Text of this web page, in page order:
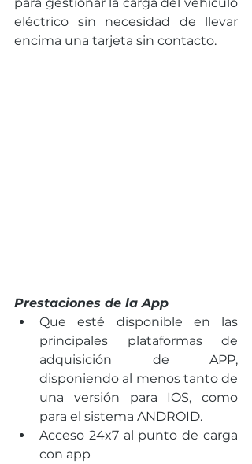
eléctrico sin necesidad de llevar
encima una tarjeta sin contacto.
Prestaciones de la App
Que esté disponible en las
principales plataformas de
adquisición de APP,
disponiendo al menos tanto de
una versión para IOS, como
para el sistema ANDROID.
Acceso 24x7 al punto de carga
con app